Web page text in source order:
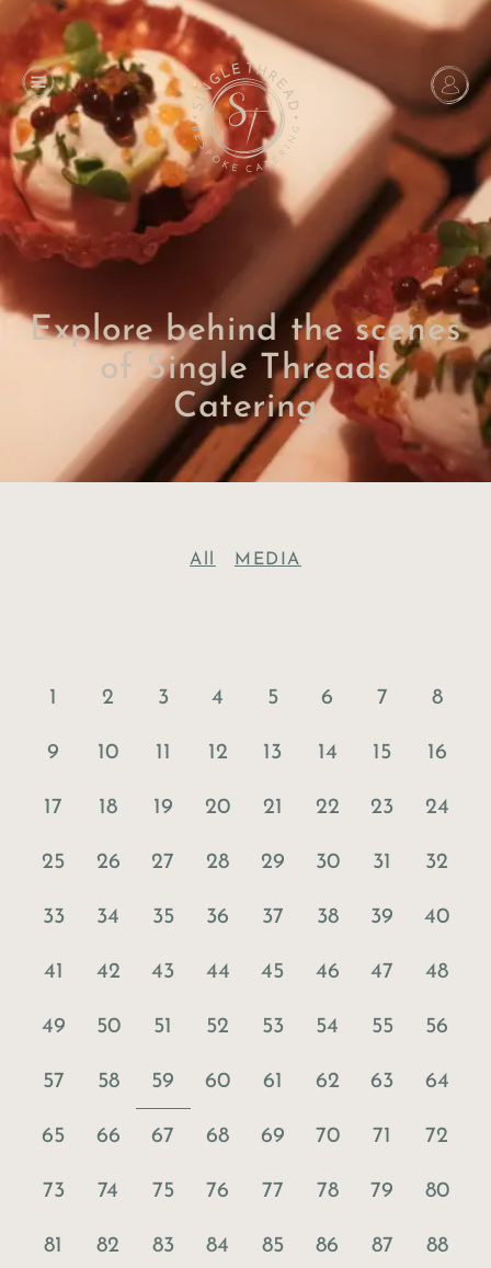
Explore behind the scenes
of Single Threads
Catering
All MEDIA
1 2 3 4 5 6 7 8
9 10 11 12 13 14 15 16
17 18 19 20 21 22 23 24
25 26 27 28 29 30 31 32
33 34 35 36 37 38 39 40
41 42 43 44 45 46 47 48
49 50 51 52 53 54 55 56
57 58 59 60 61 62 63 64
65 66 67 68 69 70 71 72
73 74 75 76 77 78 79 80
81 82 83 84 85 86 87 88